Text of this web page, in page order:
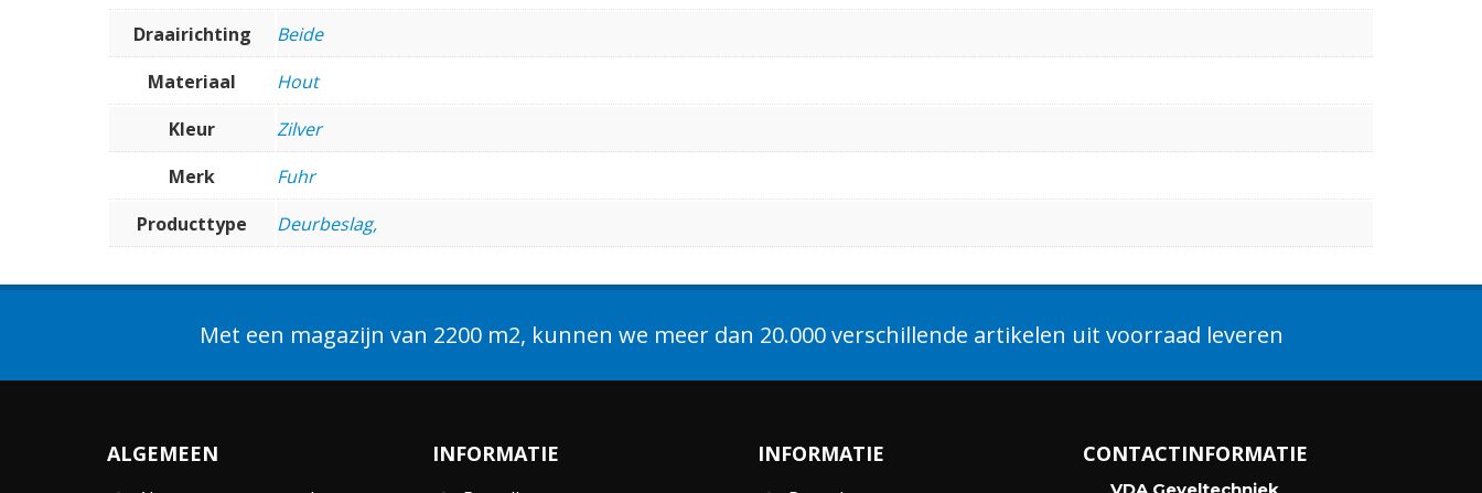
Draairichting
Beide
Materiaal
Hout
Kleur
Zilver
Merk
Fuhr
Producttype
Deurbeslag,
Met een magazijn van 2200 m2, kunnen we meer dan 20.000 verschillende artikelen uit voorraad leveren
ALGEMEEN INFORMATIE INFORMATIE CONTACTINFORMATIE